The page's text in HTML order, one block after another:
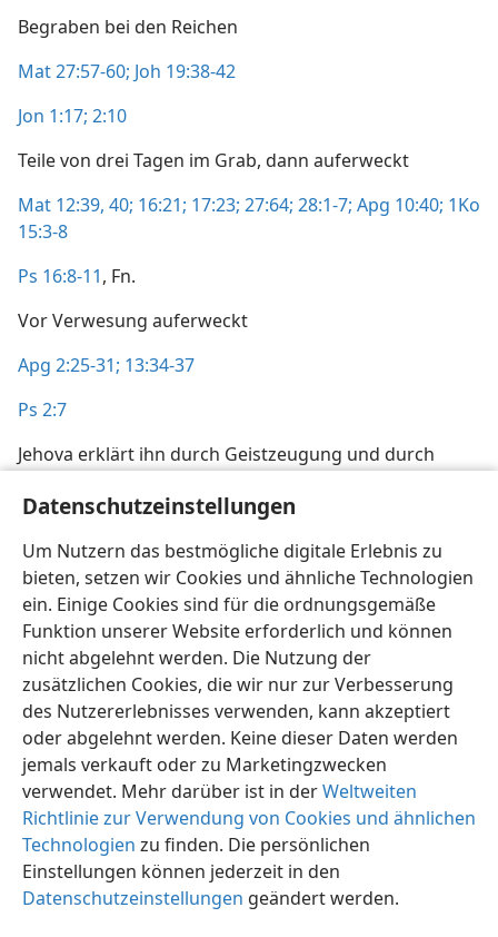
Datenschutzeinstellungen
Um Nutzern das bestmögliche digitale Erlebnis zu
bieten, setzen wir Cookies und ähnliche Technologien
ein. Einige Cookies sind für die ordnungsgemäße
Funktion unserer Website erforderlich und können
nicht abgelehnt werden. Die Nutzung der
zusätzlichen Cookies, die wir nur zur Verbesserung
des Nutzererlebnisses verwenden, kann akzeptiert
oder abgelehnt werden. Keine dieser Daten werden
jemals verkauft oder zu Marketingzwecken
verwendet. Mehr darüber ist in derWeltweiten
Richtlinie zur Verwendung von Cookies und ähnlichen
Technologien zu finden. Die persönlichen
Einstellungen können jederzeit in den
Datenschutzeinstellungen geändert werden.
Begraben bei den Reichen
Mat 27:57-60; Joh 19:38-42
Jon 1:17; 2:10
Teile von drei Tagen im Grab, dann auferweckt
Mat 12:39, 40; 16:21; 17:23; 27:64; 28:1-7; Apg 10:40; 1Ko
15:3-8
Ps 16:8-11, Fn.
Vor Verwesung auferweckt
Apg 2:25-31; 13:34-37
Ps 2:7
Jehova erklärt ihn durch Geistzeugung und durch
Luk 3:21,22;
Heb 1:5;5:5
Deutsch Teilen Einstellungen
Copyright© 2026 Watch Tower Bible and Tract Society of Pennsylvania
Nutzungsbedingungen
Datenschutzerklärung
Datenschutzeinstellungen
JW.ORG Anmelden